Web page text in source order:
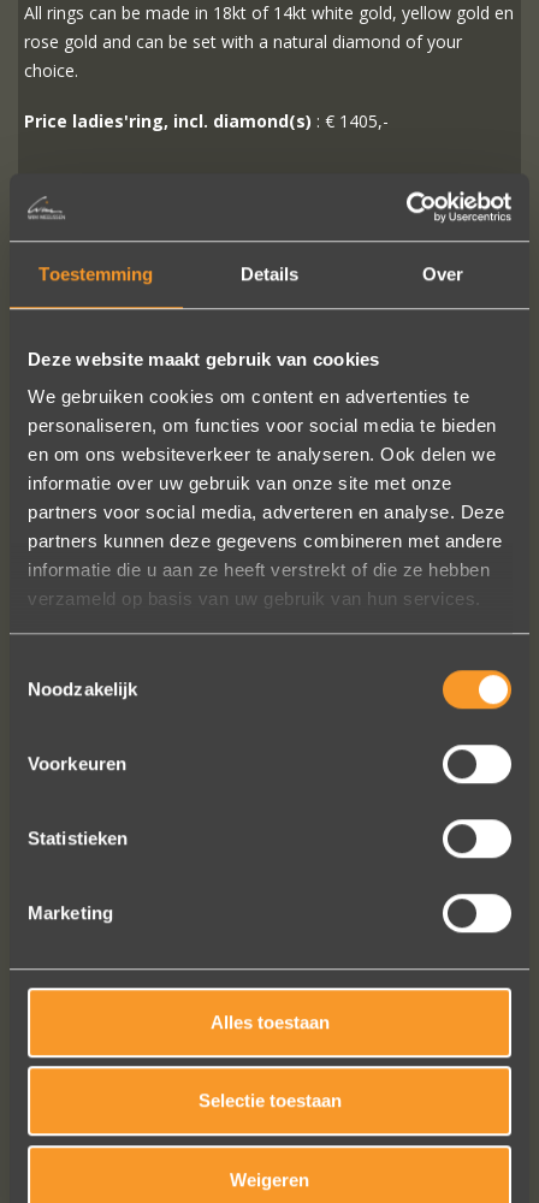
Toestemming Details Over
Deze website maakt gebruik van cookies
We gebruiken cookies om content en advertenties te
personaliseren, om functies voor social media te bieden
en om ons websiteverkeer te analyseren. Ook delen we
informatie over uw gebruik van onze site met onze
partners voor social media, adverteren en analyse. Deze
partners kunnen deze gegevens combineren met andere
informatie die u aan ze heeft verstrekt of die ze hebben
verzameld op basis van uw gebruik van hun services.
Noodzakelijk
Voorkeuren
Statistieken
Marketing
Alles toestaan
Selectie toestaan
Weigeren
All rings can be made in 18kt of 14kt white gold, yellow gold en
rose gold and can be set with a natural diamond of your
choice.
Price ladies'ring, incl. diamond(s) : € 1405,-
READ MORE
FOLLOW US ON SOCIAL MEDIA
A+ voor ontwerp, klantenservice.
Bedankt voor al je inspanningen en
geduld toen we deze ringen
voor ons. We hebben ongeveer een
Bekijk al onze reviews